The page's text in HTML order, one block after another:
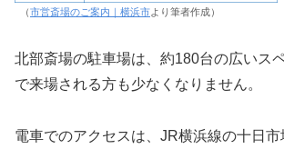
（市営斎場のご案内｜横浜市より筆者作成）
北部斎場の駐車場は、約180台の広いス
で来場される方も少なくなりません。
電車でのアクセスは、JR横浜線の十日市